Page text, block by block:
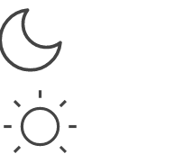
תפיסות שגויות על אודות